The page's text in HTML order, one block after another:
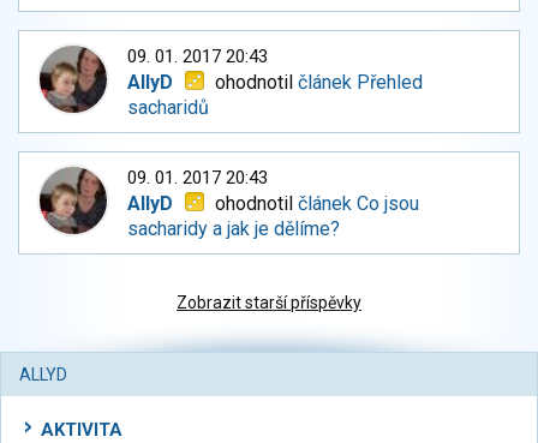
09. 01. 2017 20:43
AllyD ohodnotilčlánek Přehled
sacharidů
09. 01. 2017 20:43
AllyD ohodnotilčlánek Co jsou
sacharidy a jak je dělíme?
Zobrazit starší příspěvky
ALLYD
AKTIVITA